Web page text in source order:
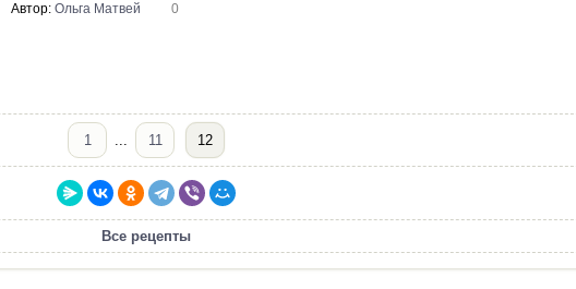
Автор:Ольга Матвей 0
1 11 12
Все рецепты